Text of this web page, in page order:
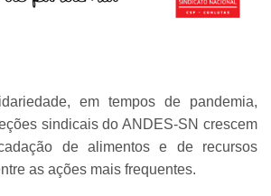
em tempos de pandemia,
sindicais do ANDES-SN crescem
de alimentos e de recursos
as ações mais frequentes.